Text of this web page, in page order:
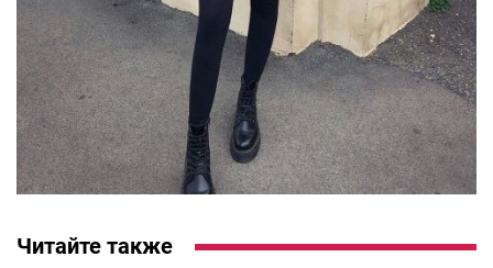
Читайте также